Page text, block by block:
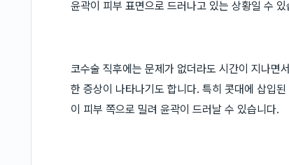
윤곽이 피부 표면으로 드러나고 있는 상황일 수 있
코수술 직후에는 문제가 없더라도 시간이 지나면
한 증상이 나타나기도 합니다. 특히 콧대에 삽입
이 피부 쪽으로 밀려 윤곽이 드러날 수 있습니다.